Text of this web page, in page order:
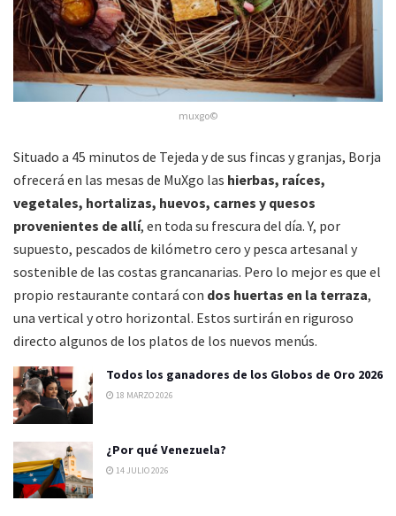
muxgo©
Situado a 45 minutos de Tejeda y de sus fincas y granjas, Borja
ofrecerá en las mesas de MuXgo las hierbas, raíces,
vegetales, hortalizas, huevos, carnes y quesos
provenientes de allí, en toda su frescura del día. Y, por
supuesto, pescados de kilómetro cero y pesca artesanal y
sostenible de las costas grancanarias. Pero lo mejor es que el
propio restaurante contará con dos huertas en la terraza,
una vertical y otro horizontal. Estos surtirán en riguroso
directo algunos de los platos de los nuevos menús.
Todos los ganadores de los Globos de Oro 2026
18 MARZO 2026
¿Por qué Venezuela?
14 JULIO 2026